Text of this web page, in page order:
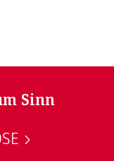
Sinn